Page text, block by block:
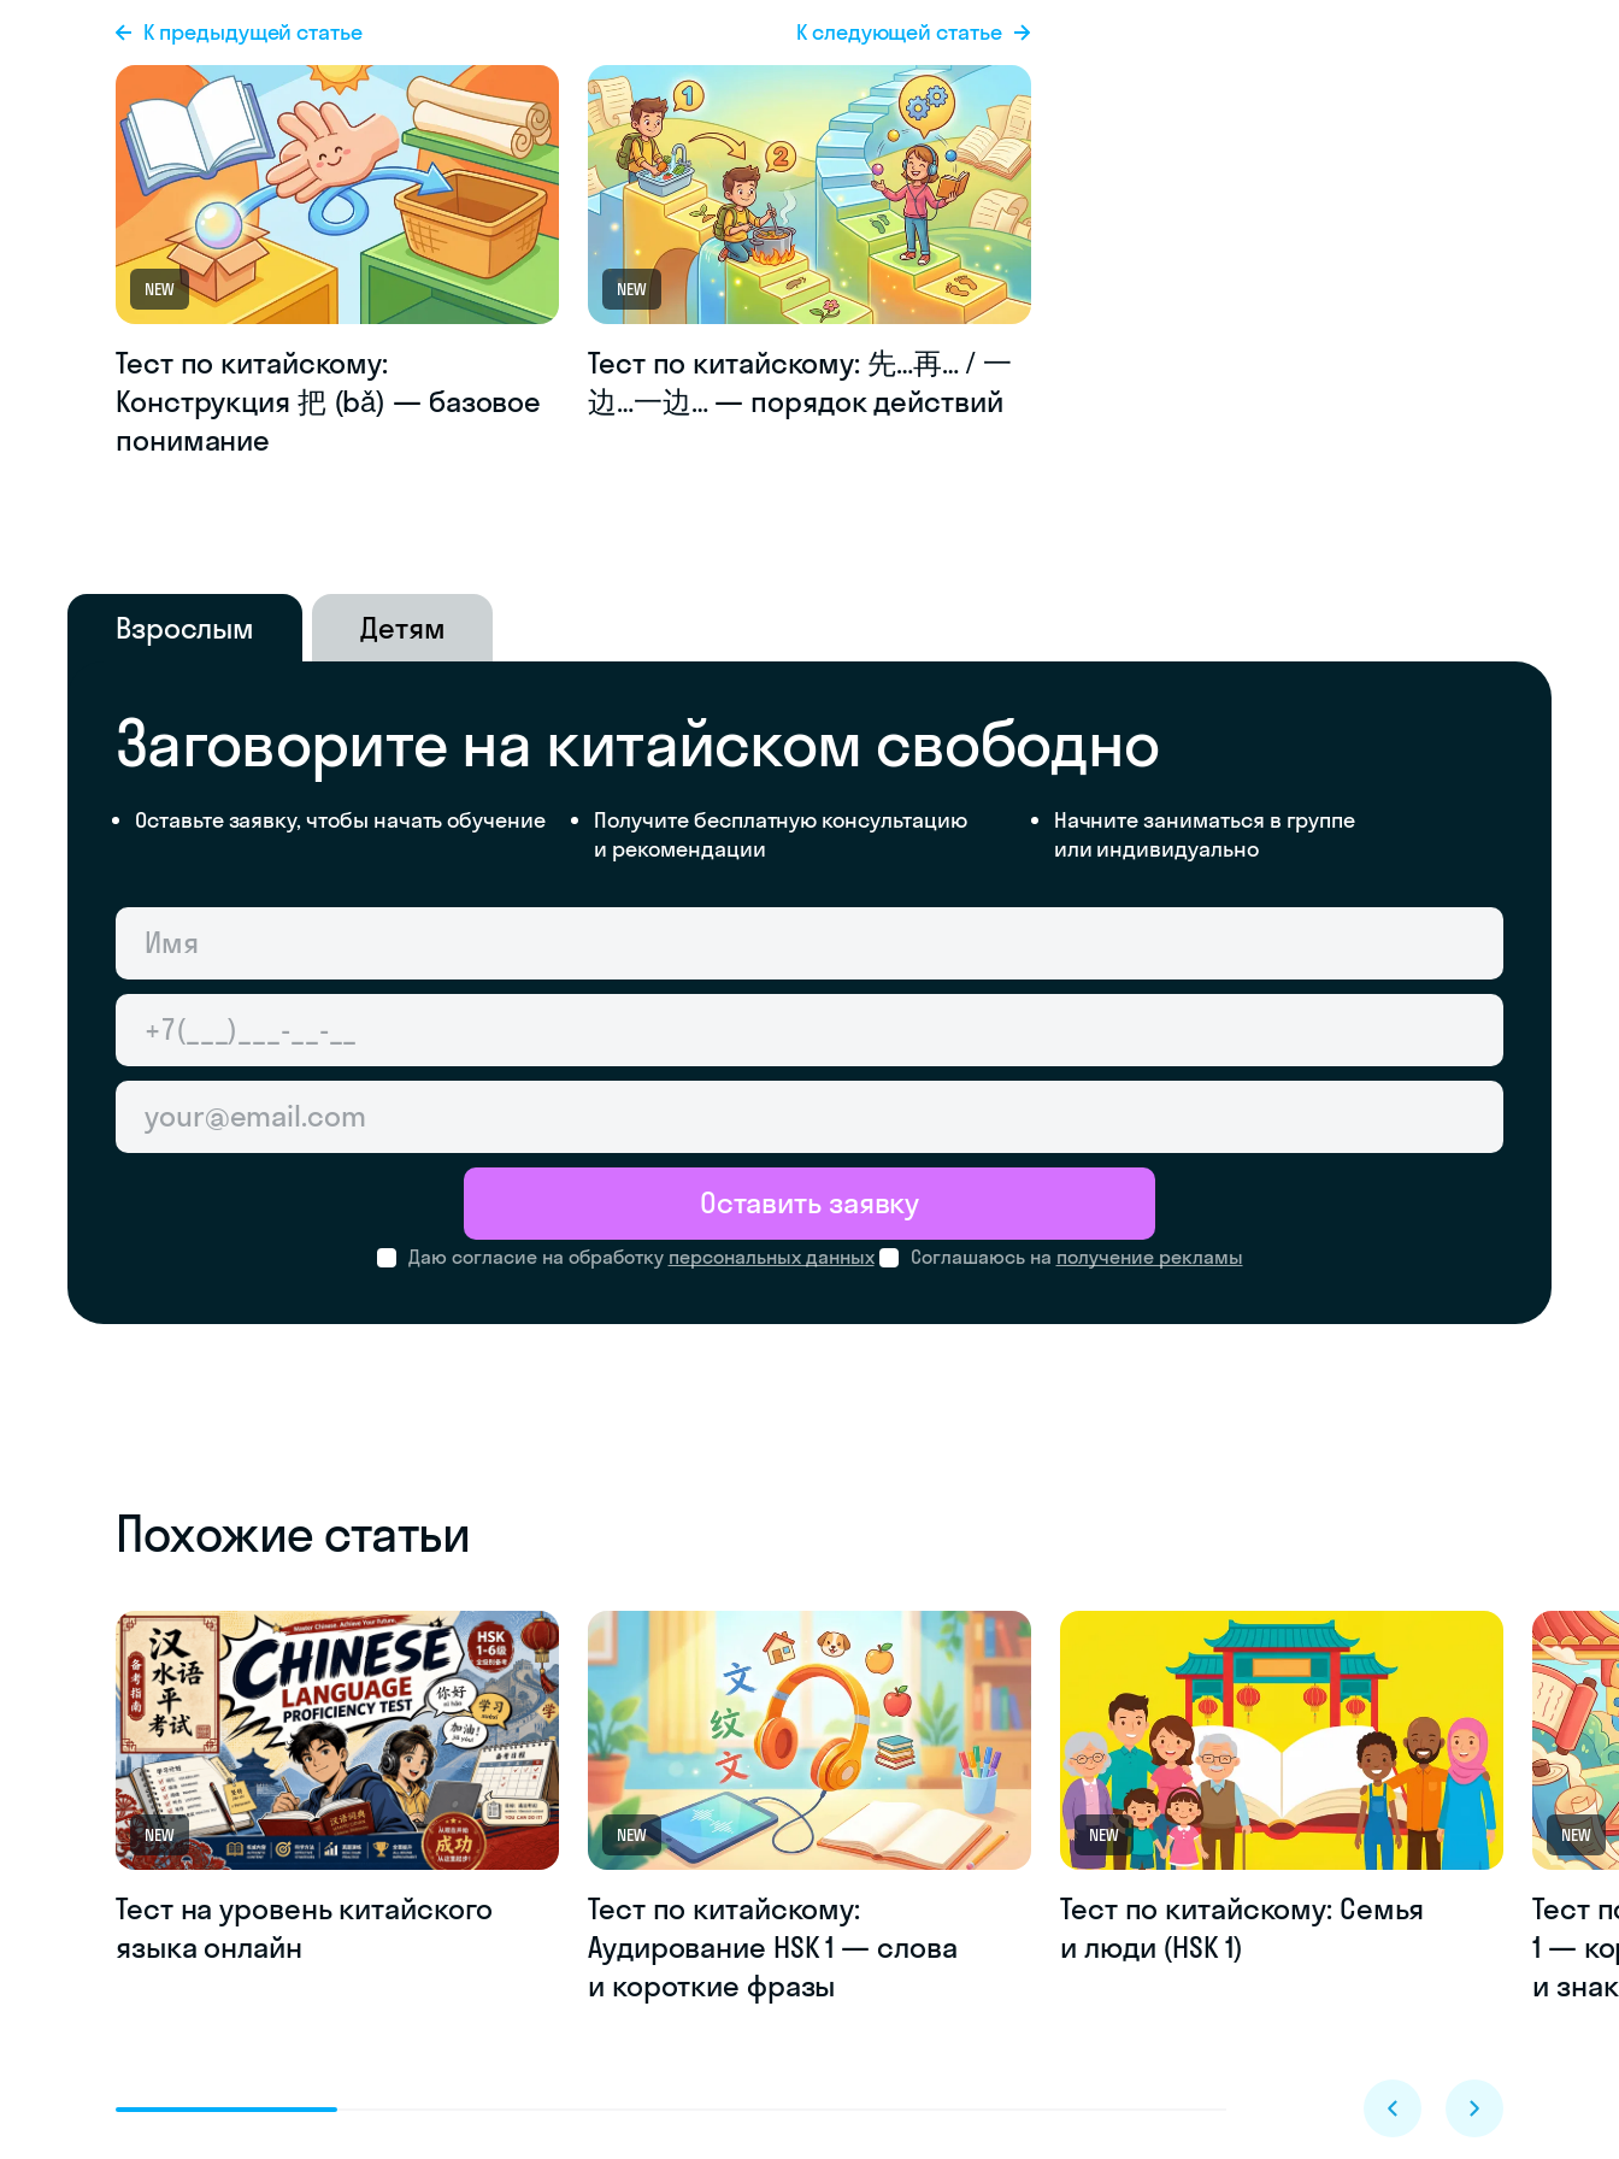
К предыдущей статье
NEW
Тест по китайскому:
Конструкция 把 (bǎ) — базовое
понимание
К следующей статье
NEW
Тест по китайскому: 先…再… / 一
边…一边… — порядок действий
Взрослым Детям
Заговорите на китайском свободно
Оставьте заявку, чтобы начать обучение
Получите бесплатную консультацию
и рекомендации
Начните заниматься в группе
или индивидуально
Даю согласие на обработку персональных данных Соглашаюсь на получение рекламы
Оставить заявку
Похожие статьи
NEW
Тест на уровень китайского
языка онлайн
NEW
Тест по китайскому:
Аудирование HSK 1 — слова
и короткие фразы
NEW
Тест по китайскому: Семья
и люди (HSK 1)
NEW
Тест
1 —
и